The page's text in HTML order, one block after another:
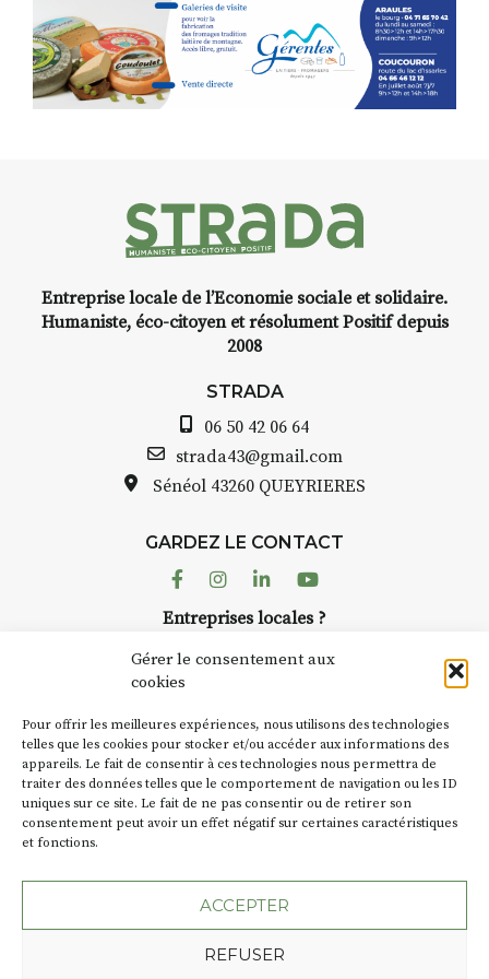
Gérer le consentement aux
cookies
Pour offrir les meilleures expériences, nous utilisons des technologies
telles que les cookies pour stocker et/ou accéder aux informations des
appareils. Le fait de consentir à ces technologies nous permettra de
traiter des données telles que le comportement de navigation ou les ID
uniques sur ce site. Le fait de ne pas consentir ou de retirer son
consentement peut avoir un effet négatif sur certaines caractéristiques
et fonctions.
ACCEPTER
REFUSER
facétie.
Programmée en off du festival
d’Auzon, cette expo-
installation temporaire vous
INTERVIEW
avez ouvert une galerie à
Auzon…
Bernard TURLE Le Fumoir n’est
pas une galerie permanente.
AuzonToujours organise
dans le village. Des artistes et
caves, les granges d’Auzon. Le
Fumoir est l’un de ces espaces
d’autres activités culturelles de
la Petite Cité de Caractère. Par
exemple, l’installationCochon
Charbons’inscrit comme en
« off » du festival d’Auzon 2026
SA D’où vient le nom :Fumoir?
BT C’est le terme employé dans
les actes de propriété du lieu.
Entreprise locale de l’Economie sociale et solidaire.
Humaniste, éco-citoyen et résolument Positif depuis
2008
STRADA
06 50 42 06 64
strada43@gmail.com
Sénéol 43260 QUEYRIERES
GARDEZ LE CONTACT
FacebookInstagram
LinkedinYoutube
Entreprises locales ?
Suivez toute l'actu de Strada